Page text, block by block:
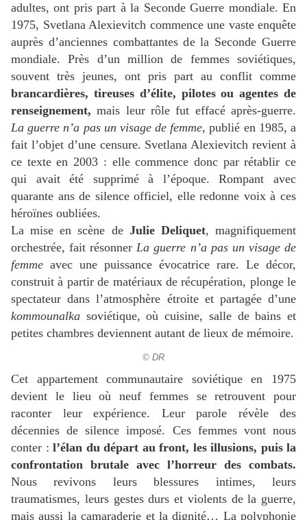
adultes, ont pris part à la Seconde Guerre mondiale. En
1975, Svetlana Alexievitch commence une vaste enquête
auprès d’anciennes combattantes de la Seconde Guerre
mondiale. Près d’un million de femmes soviétiques,
souvent très jeunes, ont pris part au conflit comme
brancardières, tireuses d’élite, pilotes ou agentes de
renseignement, mais leur rôle fut effacé après-guerre.
La guerre n’a pas un visage de femme, publié en 1985, a
fait l’objet d’une censure. Svetlana Alexievitch revient à
ce texte en 2003 : elle commence donc par rétablir ce
qui avait été supprimé à l’époque. Rompant avec
quarante ans de silence officiel, elle redonne voix à ces
héroïnes oubliées.
La mise en scène de Julie Deliquet, magnifiquement
orchestrée, fait résonnerLa guerre n’a pas un visage de
femme avec une puissance évocatrice rare. Le décor,
construit à partir de matériaux de récupération, plonge le
spectateur dans l’atmosphère étroite et partagée d’une
kommounalka soviétique, où cuisine, salle de bains et
petites chambres deviennent autant de lieux de mémoire.
© DR
Cet appartement communautaire soviétique en 1975
devient le lieu où neuf femmes se retrouvent pour
raconter leur expérience. Leur parole révèle des
décennies de silence imposé. Ces femmes vont nous
conter : l’élan du départ au front, les illusions, puis la
confrontation brutale avec l’horreur des combats.
Nous revivons leurs blessures intimes, leurs
traumatismes, leurs gestes durs et violents de la guerre,
mais aussi la camaraderie et la dignité… La polyphonie